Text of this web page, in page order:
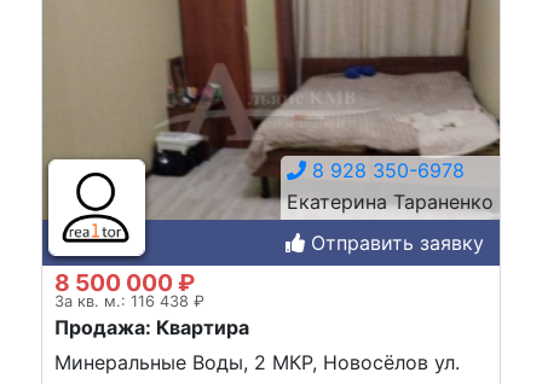
8 928 350-6978
Екатерина Тараненко
Отправить заявку
8 500 000 ₽
За кв. м.: 116 438 ₽
Продажа: Квартира
Минеральные Воды, 2 МКР, Новосёлов ул.